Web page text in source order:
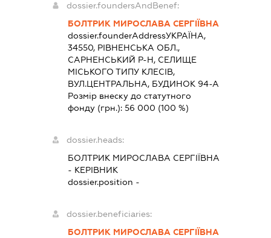
dossier.foundersAndBenef:
БОЛТРИК МИРОСЛАВА СЕРГІЇВНА
dossier.founderAddressУКРАЇНА,
34550, РІВНЕНСЬКА ОБЛ.,
САРНЕНСЬКИЙ Р-Н, СЕЛИЩЕ
МІСЬКОГО ТИПУ КЛЕСІВ,
ВУЛ.ЦЕНТРАЛЬНА, БУДИНОК 94-А
Розмір внеску до статутного
фонду (грн.):56 000 (100 %)
dossier.heads:
БОЛТРИК МИРОСЛАВА СЕРГІЇВНА
- КЕРІВНИК
dossier.position -
dossier.beneficiaries:
БОЛТРИК МИРОСЛАВА СЕРГІЇВНА